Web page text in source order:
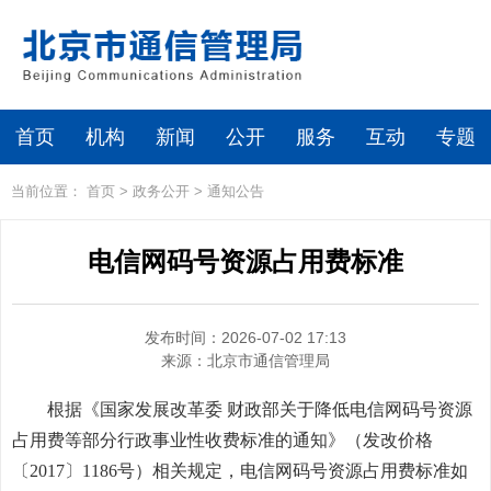
首页 机构 新闻 公开 服务 互动 专题
当前位置： 首页 > 政务公开 > 通知公告
电信网码号资源占用费标准
发布时间：2026-07-02 17:13
来源： 北京市通信管理局
根据《国家发展改革委 财政部关于降低电信网码号资源
占用费等部分行政事业性收费标准的通知》（发改价格
〔2017〕1186号）相关规定，电信网码号资源占用费标准如